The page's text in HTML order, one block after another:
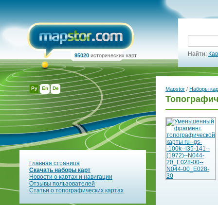
Ру En De
95020 исторических карт Найти:
Главная страница
Скачать наборы карт
Новости о картах и навигации
Отзывы пользователей
Статьи о топографических картах
Mapstor / Наборы